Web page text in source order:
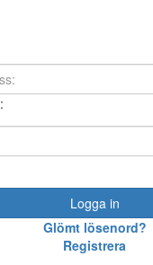
Logga in
Glömt lösenord?
Registrera